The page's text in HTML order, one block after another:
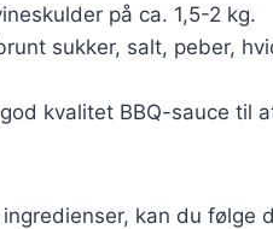
på ca. 1,5-2 kg.
sukker, salt, peber,
kvalitet BBQ-sauce til
kan du følge